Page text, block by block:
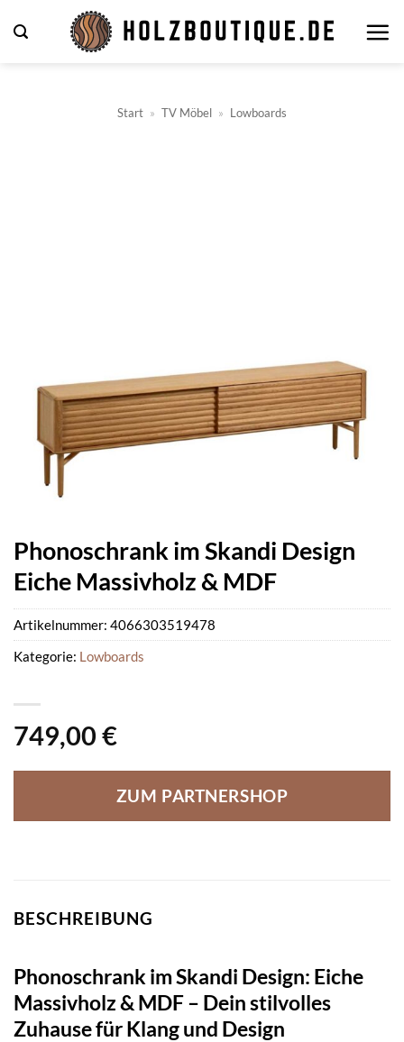
Inhalt
Start » TV Möbel » Lowboards
Phonoschrank im Skandi Design
Eiche Massivholz & MDF
749,00 €
ZUM PARTNERSHOP
Artikelnummer: 4066303519478
Kategorie: Lowboards
BESCHREIBUNG
Phonoschrank im Skandi Design: Eiche
Massivholz & MDF – Dein stilvolles
Zuhause für Klang und Design